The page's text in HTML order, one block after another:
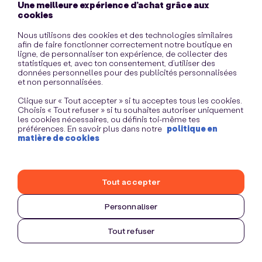
Une meilleure expérience d’achat grâce aux
cookies
Nous utilisons des cookies et des technologies similaires
afin de faire fonctionner correctement notre boutique en
ligne, de personnaliser ton expérience, de collecter des
statistiques et, avec ton consentement, d’utiliser des
données personnelles pour des publicités personnalisées
et non personnalisées.
Clique sur « Tout accepter » si tu acceptes tous les cookies.
Choisis « Tout refuser » si tu souhaites autoriser uniquement
les cookies nécessaires, ou définis toi-même tes
préférences. En savoir plus dans notre politique en
matière de cookies
Personnaliser
Tout refuser
Tout accepter